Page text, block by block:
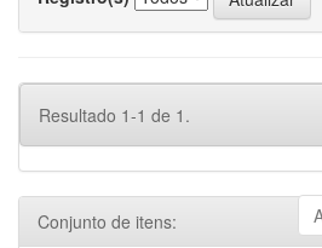
Resultado 1-1 de 1.
Conjunto de itens: